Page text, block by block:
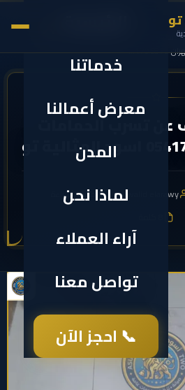
خدماتنا
معرض أعمالنا
المدن
لماذا نحن
آراء العملاء
تواصل معنا
📞 احجز الآن
شركة الكشف عن تسرب الحمامات الظهران 0541706873...
تسرب الحمامات
walid elarawy
1 دقيقة للقراءة